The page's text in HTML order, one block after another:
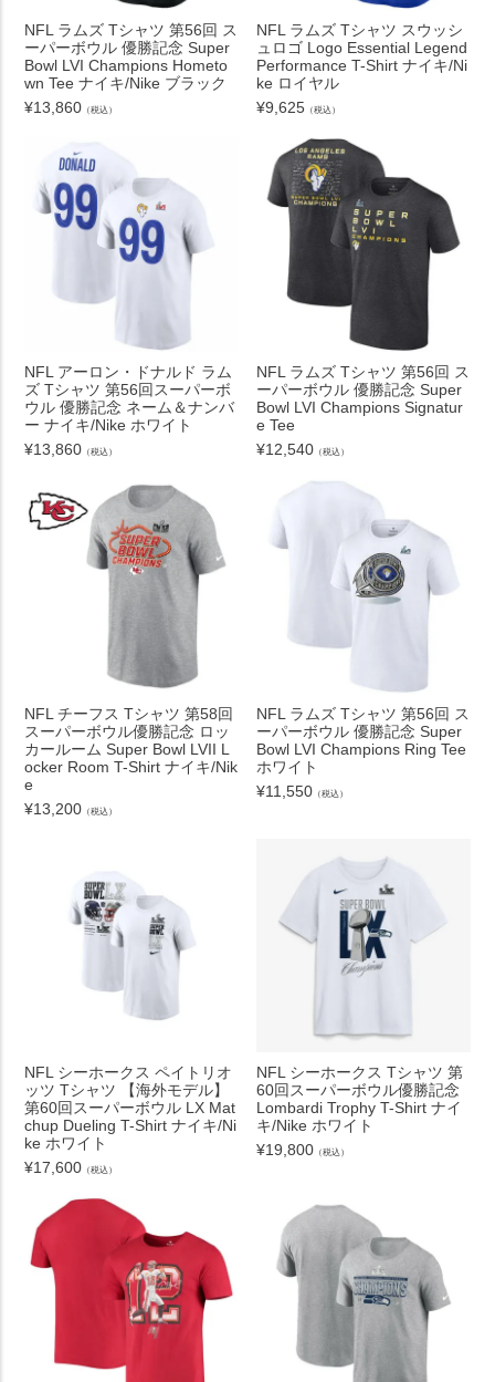
NFL ラムズ Tシャツ 第56回 ス
ーパーボウル 優勝記念 Super
Bowl LVI Champions Hometo
wn Tee ナイキ/Nike ブラック
¥13,860 （税込）
NFL ラムズ Tシャツ スウッシ
ュロゴ Logo Essential Legend
Performance T-Shirt ナイキ/Ni
ke ロイヤル
¥9,625 （税込）
NFL アーロン・ドナルド ラム
ズ Tシャツ 第56回スーパーボ
ウル 優勝記念 ネーム＆ナンバ
ー ナイキ/Nike ホワイト
¥13,860 （税込）
NFL ラムズ Tシャツ 第56回 ス
ーパーボウル 優勝記念 Super
Bowl LVI Champions Signatur
e Tee
¥12,540 （税込）
NFL チーフス Tシャツ 第58回
スーパーボウル優勝記念 ロッ
カールーム Super Bowl LVII L
ocker Room T-Shirt ナイキ/Nik
e
¥13,200 （税込）
NFL ラムズ Tシャツ 第56回 ス
ーパーボウル 優勝記念 Super
Bowl LVI Champions Ring Tee
ホワイト
¥11,550 （税込）
NFL シーホークス ペイトリオ
ッツ Tシャツ 【海外モデル】
第60回スーパーボウル LX Mat
chup Dueling T-Shirt ナイキ/Ni
ke ホワイト
¥17,600 （税込）
NFL シーホークス Tシャツ 第
60回スーパーボウル優勝記念
Lombardi Trophy T-Shirt ナイ
キ/Nike ホワイト
¥19,800 （税込）